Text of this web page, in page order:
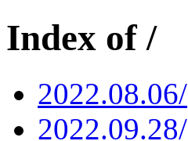
Index of /
2022.08.06/
2022.09.28/